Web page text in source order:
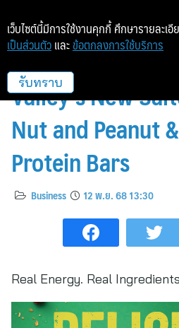
Fuel Real Life
Valley’s New
Nut and Peanut
Protein Bars
Business 12 พ.ย. 68 13:30
Real Energy. Real
เว็บไซต์นี้มีการใช้งานคุกกี้ ศึกษารายละเอี
เป็นส่วนตัว และ ข้อตกลงการใช้บริการ
รับทราบ